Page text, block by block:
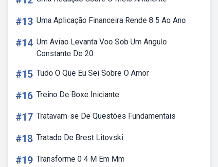
#13 Uma Aplicação Financeira Rende 8 5 Ao Ano
#14 Um Aviao Levanta Voo Sob Um Angulo
Constante De 20
#15 Tudo O Que Eu Sei Sobre O Amor
#16 Treino De Boxe Iniciante
#17 Tratavam-se De Questões Fundamentais
#18 Tratado De Brest Litovski
#19 Transforme 0 4 M Em Mm